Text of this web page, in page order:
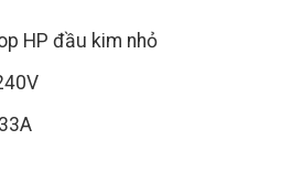
HP đầu kim nhỏ